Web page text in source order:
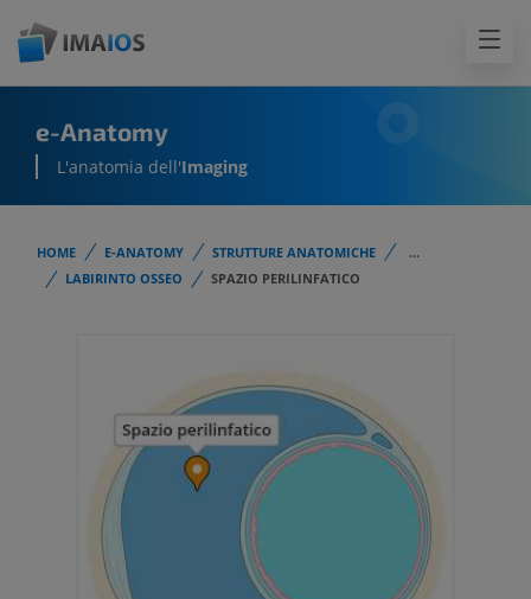
e-Anatomy
L'anatomia dell'Imaging
HOME E-ANATOMY STRUTTURE ANATOMICHE
...
LABIRINTO OSSEO
SPAZIO PERILINFATICO